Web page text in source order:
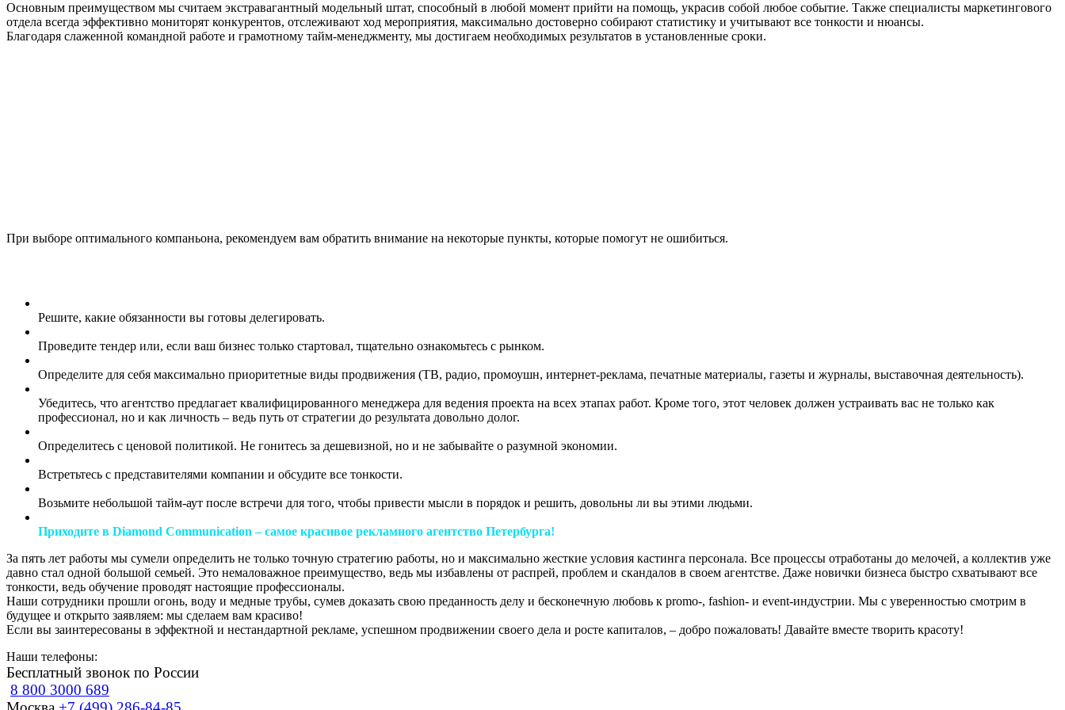
Основным преимуществом мы считаем экстравагантный модельный штат, способный в любой момент прийти на помощь, украсив собой любое событие. Также специалисты маркетингового
отдела всегда эффективно мониторят конкурентов, отслеживают ход мероприятия, максимально достоверно собирают статистику и учитывают все тонкости и нюансы.
Благодаря слаженной командной работе и грамотному тайм-менеджменту, мы достигаем необходимых результатов в установленные сроки.
При выборе оптимального компаньона, рекомендуем вам обратить внимание на некоторые пункты, которые помогут не ошибиться.
Решите, какие обязанности вы готовы делегировать.
Проведите тендер или, если ваш бизнес только стартовал, тщательно ознакомьтесь с рынком.
Определите для себя максимально приоритетные виды продвижения (ТВ, радио, промоушн, интернет-реклама, печатные материалы, газеты и журналы, выставочная деятельность).
Убедитесь, что агентство предлагает квалифицированного менеджера для ведения проекта на всех этапах работ. Кроме того, этот человек должен устраивать вас не только как
профессионал, но и как личность – ведь путь от стратегии до результата довольно долог.
Определитесь с ценовой политикой. Не гонитесь за дешевизной, но и не забывайте о разумной экономии.
Встретьтесь с представителями компании и обсудите все тонкости.
Возьмите небольшой тайм-аут после встречи для того, чтобы привести мысли в порядок и решить, довольны ли вы этими людьми.
Приходите в Diamond Communication – самое красивое рекламного агентство Петербурга!
За пять лет работы мы сумели определить не только точную стратегию работы, но и максимально жесткие условия кастинга персонала. Все процессы отработаны до мелочей, а коллектив уже
давно стал одной большой семьей. Это немаловажное преимущество, ведь мы избавлены от распрей, проблем и скандалов в своем агентстве. Даже новички бизнеса быстро схватывают все
тонкости, ведь обучение проводят настоящие профессионалы.
Наши сотрудники прошли огонь, воду и медные трубы, сумев доказать свою преданность делу и бесконечную любовь к promo-, fashion- и event-индустрии. Мы с уверенностью смотрим в
будущее и открыто заявляем: мы сделаем вам красиво!
Если вы заинтересованы в эффектной и нестандартной рекламе, успешном продвижении своего дела и росте капиталов, – добро пожаловать! Давайте вместе творить красоту!
Наши телефоны:
Бесплатный звонок по России
8 800 3000 689